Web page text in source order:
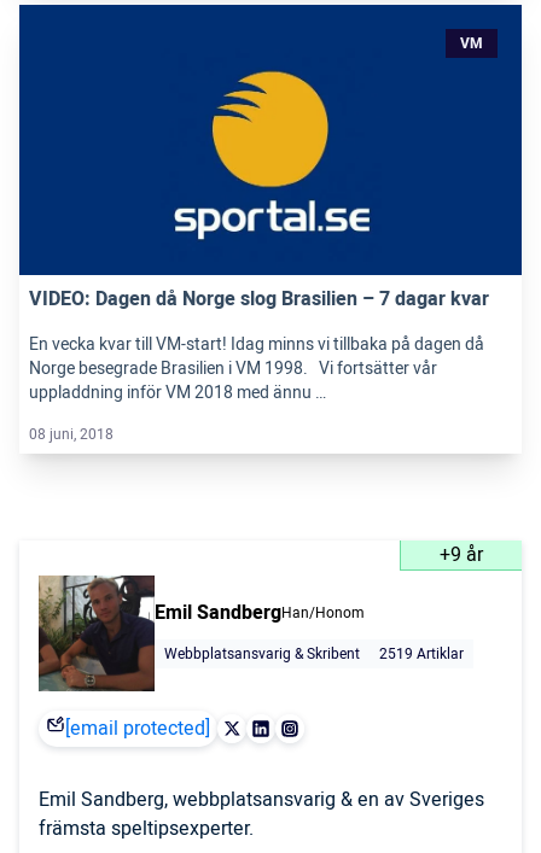
VM
VIDEO: Dagen då Norge slog Brasilien – 7 dagar kvar
En vecka kvar till VM-start! Idag minns vi tillbaka på dagen då
Norge besegrade Brasilien i VM 1998. Vi fortsätter vår
uppladdning inför VM 2018 med ännu …
08 juni, 2018
+9 år
Emil SandbergHan/Honom
Webbplatsansvarig & Skribent
2519 Artiklar
[email protected]
Emil Sandberg, webbplatsansvarig & en av Sveriges
främsta speltipsexperter.